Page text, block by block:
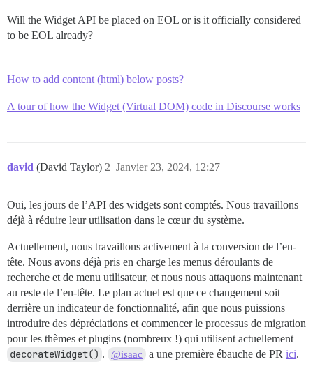
Will the Widget API be placed on EOL or is it officially considered
to be EOL already?
How to add content (html) below posts?
A tour of how the Widget (Virtual DOM) code in Discourse works
david (David Taylor) Janvier 23, 2024, 12:27
2
Oui, les jours de l’API des widgets sont comptés. Nous travaillons
déjà à réduire leur utilisation dans le cœur du système.
Actuellement, nous travaillons activement à la conversion de l’en-
tête. Nous avons déjà pris en charge les menus déroulants de
recherche et de menu utilisateur, et nous nous attaquons maintenant
au reste de l’en-tête. Le plan actuel est que ce changement soit
derrière un indicateur de fonctionnalité, afin que nous puissions
introduire des dépréciations et commencer le processus de migration
pour les thèmes et plugins (nombreux !) qui utilisent actuellement
decorateWidget() . @isaac a une première ébauche de PRici.